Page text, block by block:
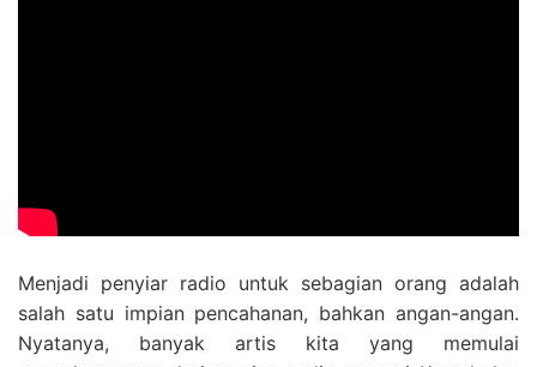
Menjadi penyiar radio untuk sebagian orang adalah
salah satu impian pencahanan, bahkan angan-angan.
Nyatanya, banyak artis kita yang memulai